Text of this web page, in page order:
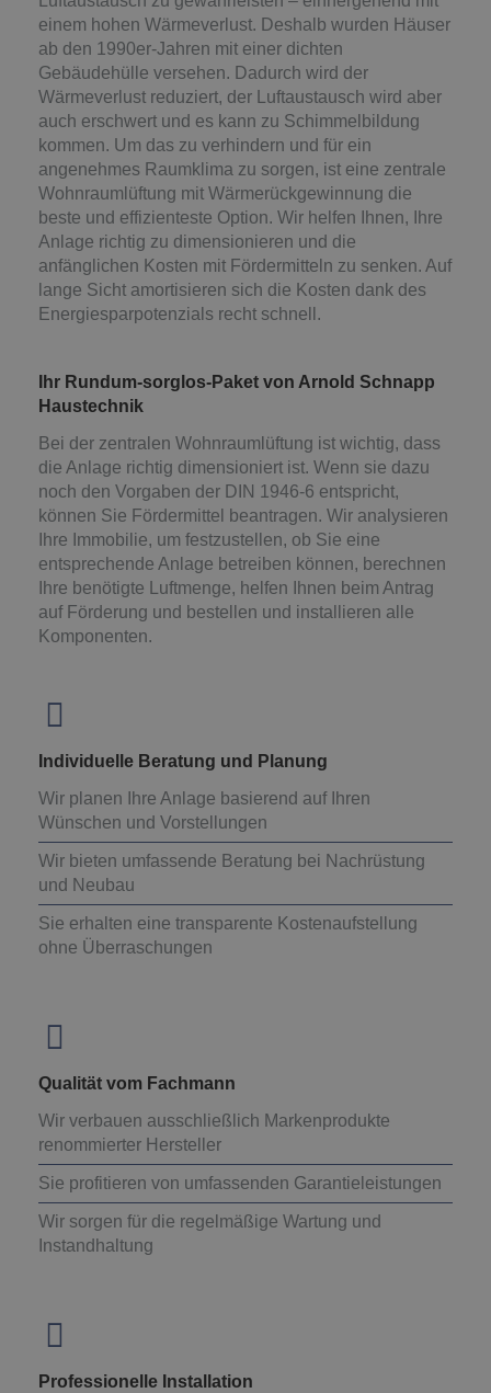
einem hohen Wärmeverlust. Deshalb wurden Häuser
ab den 1990er-Jahren mit einer dichten
Gebäudehülle versehen. Dadurch wird der
Wärmeverlust reduziert, der Luftaustausch wird aber
auch erschwert und es kann zu Schimmelbildung
kommen. Um das zu verhindern und für ein
angenehmes Raumklima zu sorgen, ist eine zentrale
Wohnraumlüftung mit Wärmerückgewinnung die
beste und effizienteste Option. Wir helfen Ihnen, Ihre
Anlage richtig zu dimensionieren und die
anfänglichen Kosten mit Fördermitteln zu senken. Auf
lange Sicht amortisieren sich die Kosten dank des
Energiesparpotenzials recht schnell.
Ihr Rundum-sorglos-Paket von Arnold Schnapp
Haustechnik
Bei der zentralen Wohnraumlüftung ist wichtig, dass
die Anlage richtig dimensioniert ist. Wenn sie dazu
noch den Vorgaben der DIN 1946-6 entspricht,
können Sie Fördermittel beantragen. Wir analysieren
Ihre Immobilie, um festzustellen, ob Sie eine
entsprechende Anlage betreiben können, berechnen
Ihre benötigte Luftmenge, helfen Ihnen beim Antrag
auf Förderung und bestellen und installieren alle
Komponenten.
Individuelle Beratung und Planung
Wir planen Ihre Anlage basierend auf Ihren
Wünschen und Vorstellungen
Wir bieten umfassende Beratung bei Nachrüstung
und Neubau
Sie erhalten eine transparente Kostenaufstellung
ohne Überraschungen
Qualität vom Fachmann
Wir verbauen ausschließlich Markenprodukte
renommierter Hersteller
Sie profitieren von umfassenden Garantieleistungen
Wir sorgen für die regelmäßige Wartung und
Instandhaltung
Professionelle Installation